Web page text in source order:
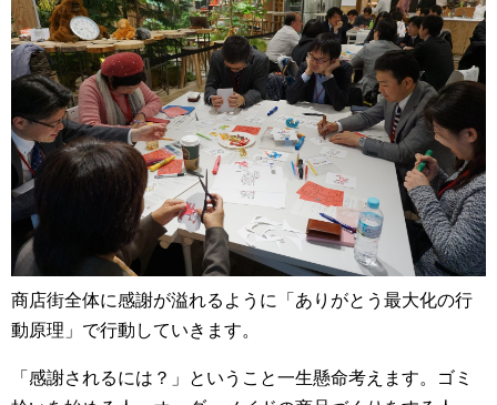
商店街全体に感謝が溢れるように「ありがとう最大化の行
動原理」で行動していきます。
「感謝されるには？」ということ一生懸命考えます。ゴミ